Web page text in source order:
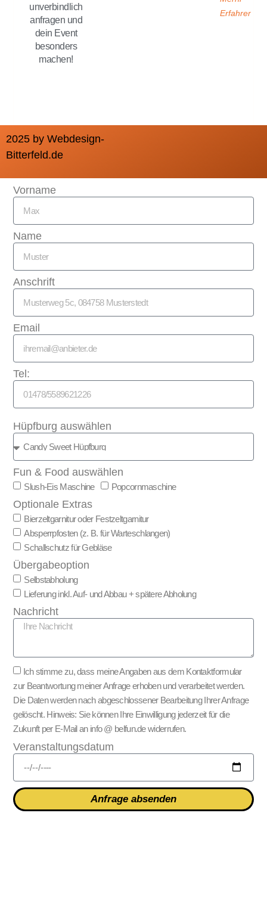
unverbindlich
anfragen und
dein Event
besonders
machen!
Erfahren
2025 by Webdesign-
Bitterfeld.de
Vorname
Name
Anschrift
Email
Tel:
Hüpfburg auswählen
Fun & Food auswählen
Slush-Eis Maschine Popcornmaschine
Optionale Extras
Bierzeltgarnitur oder Festzeltgarnitur
Absperrpfosten (z. B. für Warteschlangen)
Schallschutz für Gebläse
Übergabeoption
Selbstabholung
Lieferung inkl. Auf- und Abbau + spätere Abholung
Nachricht
Ich stimme zu, dass meine Angaben aus dem Kontaktformular
zur Beantwortung meiner Anfrage erhoben und verarbeitet werden.
Die Daten werden nach abgeschlossener Bearbeitung Ihrer Anfrage
gelöscht. Hinweis: Sie können Ihre Einwilligung jederzeit für die
Zukunft per E-Mail an info @ belfun.de widerrufen.
Veranstaltungsdatum
Anfrage absenden